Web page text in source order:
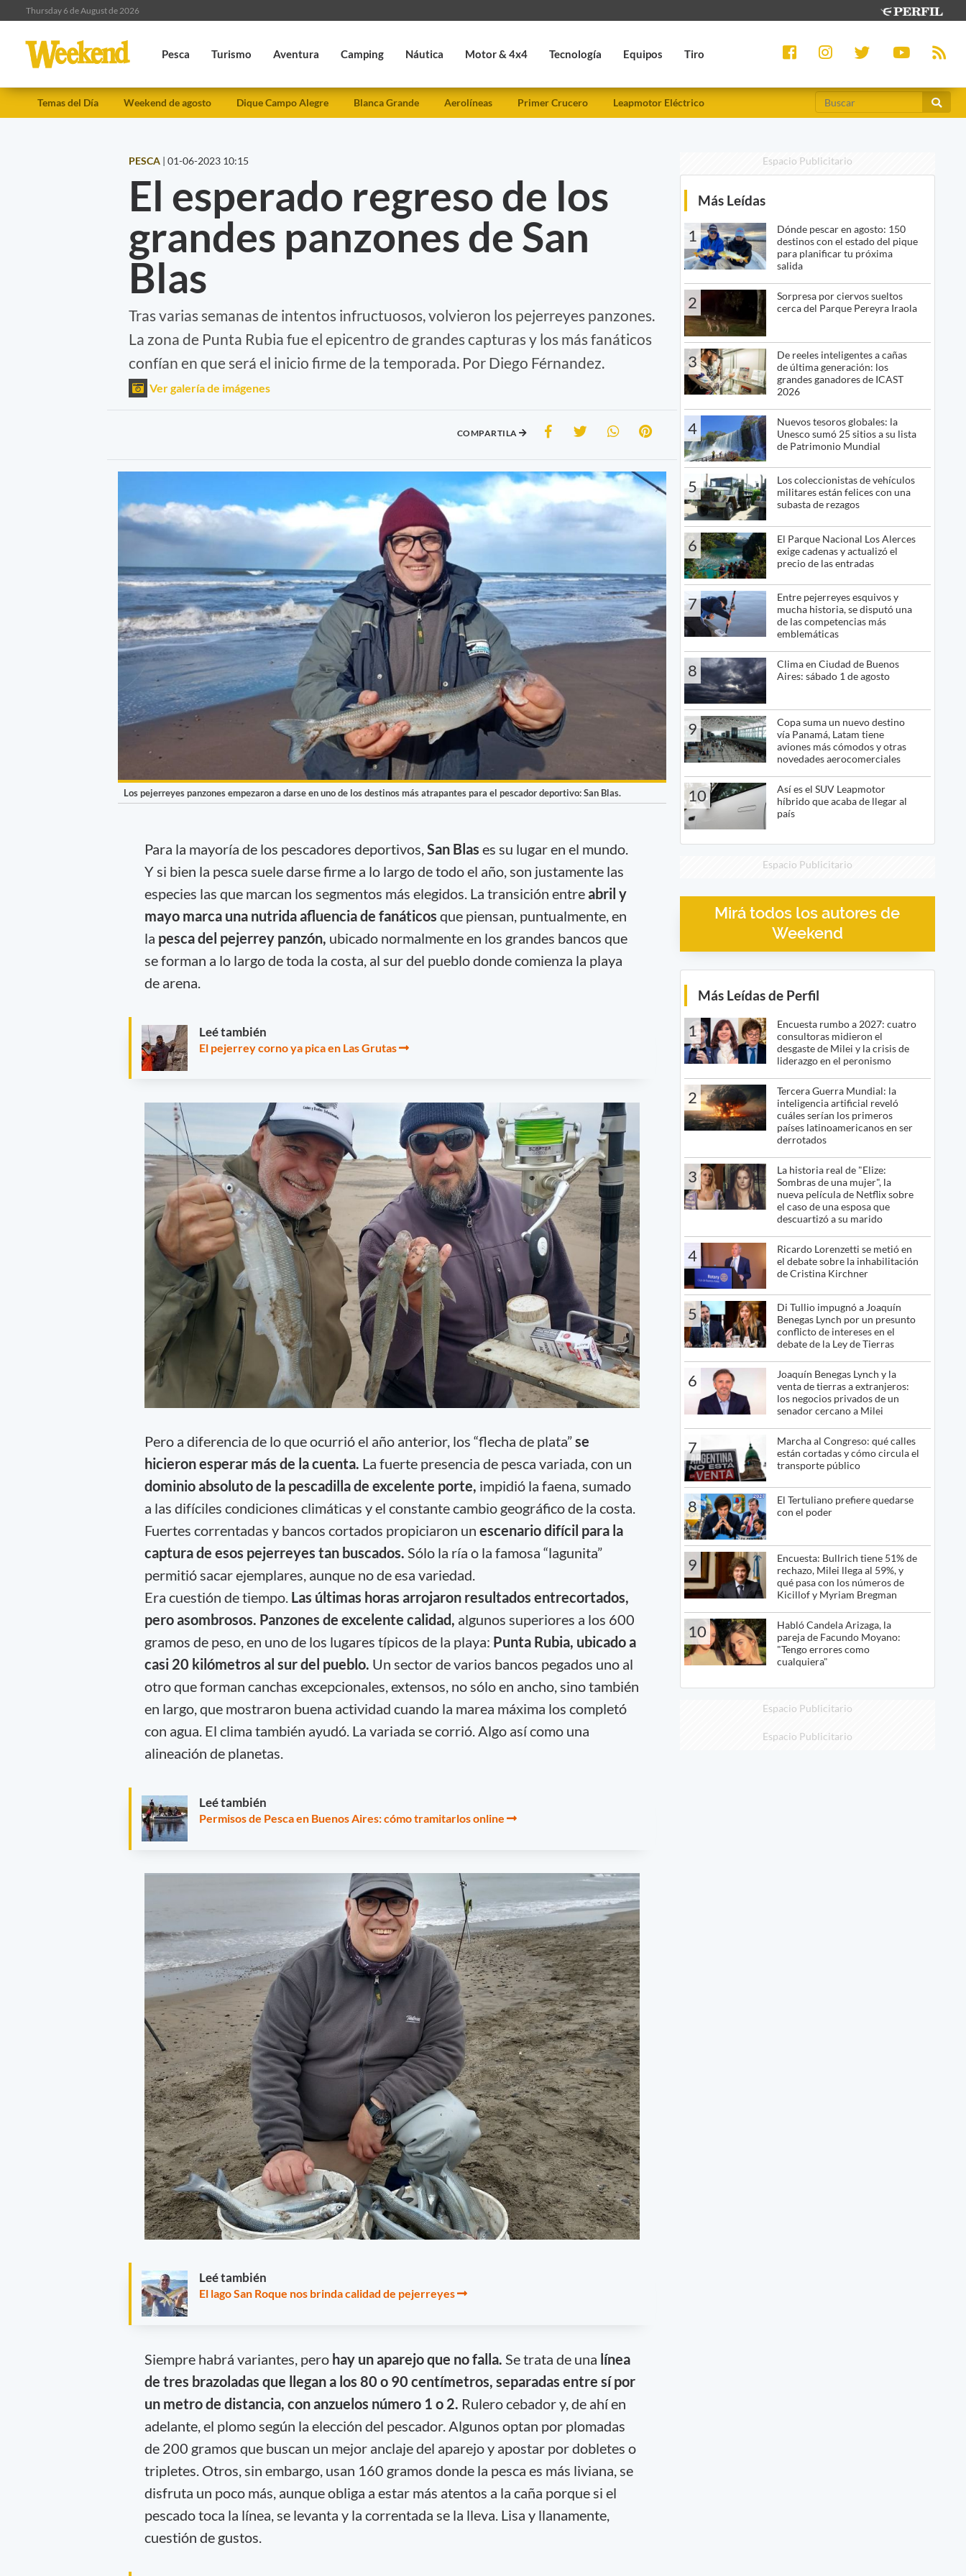
Thursday 6 de August de 2026
Pesca Turismo Aventura Camping Náutica Motor & 4x4 Tecnología Equipos Tiro
Temas del Día Weekend de agosto Dique Campo Alegre Blanca Grande Aerolíneas Primer Crucero Leapmotor Eléctrico
PESCA | 01-06-2023 10:15
El esperado regreso de los
grandes panzones de San
Blas
Tras varias semanas de intentos infructuosos, volvieron los pejerreyes panzones.
La zona de Punta Rubia fue el epicentro de grandes capturas y los más fanáticos
confían en que será el inicio firme de la temporada. Por Diego Férnandez.
Ver galería de imágenes
COMPARTILA
Los pejerreyes panzones empezaron a darse en uno de los destinos más atrapantes para el pescador deportivo: San Blas.
Para la mayoría de los pescadores deportivos, San Blas es su lugar en el mundo.
Y si bien la pesca suele darse firme a lo largo de todo el año, son justamente las
especies las que marcan los segmentos más elegidos. La transición entreabril y
mayo marca una nutrida afluencia de fanáticos que piensan, puntualmente, en
la pesca del pejerrey panzón, ubicado normalmente en los grandes bancos que
se forman a lo largo de toda la costa, al sur del pueblo donde comienza la playa
de arena.
Leé también
El pejerrey corno ya pica en Las Grutas
Pero a diferencia de lo que ocurrió el año anterior, los “flecha de plata”se
hicieron esperar más de la cuenta. La fuerte presencia de pesca variada, con un
dominio absoluto de la pescadilla de excelente porte, impidió la faena, sumado
a las difíciles condiciones climáticas y el constante cambio geográfico de la costa.
Fuertes correntadas y bancos cortados propiciaron un escenario difícil para la
captura de esos pejerreyes tan buscados. Sólo la ría o la famosa “lagunita”
permitió sacar ejemplares, aunque no de esa variedad.
Era cuestión de tiempo. Las últimas horas arrojaron resultados entrecortados,
pero asombrosos. Panzones de excelente calidad, algunos superiores a los 600
gramos de peso, en uno de los lugares típicos de la playa: Punta Rubia, ubicado a
casi 20 kilómetros al sur del pueblo. Un sector de varios bancos pegados uno al
otro que forman canchas excepcionales, extensos, no sólo en ancho, sino también
en largo, que mostraron buena actividad cuando la marea máxima los completó
con agua. El clima también ayudó. La variada se corrió. Algo así como una
alineación de planetas.
Leé también
Permisos de Pesca en Buenos Aires: cómo tramitarlos online
Leé también
El lago San Roque nos brinda calidad de pejerreyes
Siempre habrá variantes, perohay un aparejo que no falla. Se trata de una línea
de tres brazoladas que llegan a los 80 o 90 centímetros, separadas entre sí por
un metro de distancia, con anzuelos número 1 o 2. Rulero cebador y, de ahí en
adelante, el plomo según la elección del pescador. Algunos optan por plomadas
de 200 gramos que buscan un mejor anclaje del aparejo y apostar por dobletes o
tripletes. Otros, sin embargo, usan 160 gramos donde la pesca es más liviana, se
disfruta un poco más, aunque obliga a estar más atentos a la caña porque si el
pescado toca la línea, se levanta y la correntada se la lleva. Lisa y llanamente,
cuestión de gustos.
Espacio Publicitario
Más Leídas
1
Dónde pescar en agosto: 150
destinos con el estado del pique
para planificar tu próxima
salida
2
Sorpresa por ciervos sueltos
cerca del Parque Pereyra Iraola
3
De reeles inteligentes a cañas
de última generación: los
grandes ganadores de ICAST
2026
4
Nuevos tesoros globales: la
Unesco sumó 25 sitios a su lista
de Patrimonio Mundial
5
Los coleccionistas de vehículos
militares están felices con una
subasta de rezagos
6
El Parque Nacional Los Alerces
exige cadenas y actualizó el
precio de las entradas
7
Entre pejerreyes esquivos y
mucha historia, se disputó una
de las competencias más
emblemáticas
8
Clima en Ciudad de Buenos
Aires: sábado 1 de agosto
9
Copa suma un nuevo destino
vía Panamá, Latam tiene
aviones más cómodos y otras
novedades aerocomerciales
10
Así es el SUV Leapmotor
híbrido que acaba de llegar al
país
Espacio Publicitario
Mirá todos los autores de
Weekend
Más Leídas de Perfil
1
Encuesta rumbo a 2027: cuatro
consultoras midieron el
desgaste de Milei y la crisis de
liderazgo en el peronismo
2
Tercera Guerra Mundial: la
inteligencia artificial reveló
cuáles serían los primeros
países latinoamericanos en ser
derrotados
3
La historia real de "Elize:
Sombras de una mujer", la
nueva película de Netflix sobre
el caso de una esposa que
descuartizó a su marido
4
Ricardo Lorenzetti se metió en
el debate sobre la inhabilitación
de Cristina Kirchner
5
Di Tullio impugnó a Joaquín
Benegas Lynch por un presunto
conflicto de intereses en el
debate de la Ley de Tierras
6
Joaquín Benegas Lynch y la
venta de tierras a extranjeros:
los negocios privados de un
senador cercano a Milei
7
Marcha al Congreso: qué calles
están cortadas y cómo circula el
transporte público
8
El Tertuliano prefiere quedarse
con el poder
9
Encuesta: Bullrich tiene 51% de
rechazo, Milei llega al 59%, y
qué pasa con los números de
Kicillof y Myriam Bregman
10
Habló Candela Arizaga, la
pareja de Facundo Moyano:
"Tengo errores como
cualquiera"
Espacio Publicitario
Espacio Publicitario